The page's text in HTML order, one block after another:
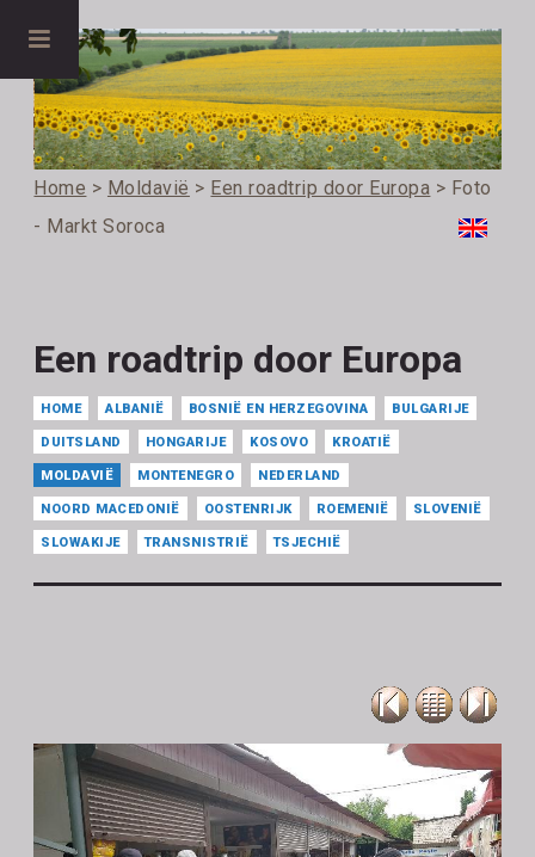
Home > Moldavië > Een roadtrip door Europa > Foto
- Markt Soroca
Een roadtrip door Europa
HOME ALBANIË BOSNIË EN HERZEGOVINA BULGARIJE
DUITSLAND HONGARIJE KOSOVO KROATIË
MOLDAVIË MONTENEGRO NEDERLAND
NOORD MACEDONIË OOSTENRIJK ROEMENIË SLOVENIË
SLOWAKIJE TRANSNISTRIË TSJECHIË